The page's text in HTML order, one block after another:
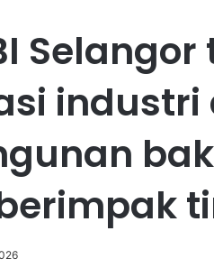
industri